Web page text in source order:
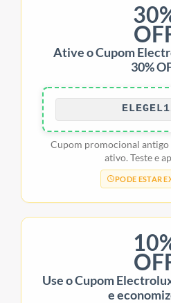
Ative o Cupom
30%
Cupom promocional antigo
ativo. Teste e
PODE ESTAR
Use o Cupom
e